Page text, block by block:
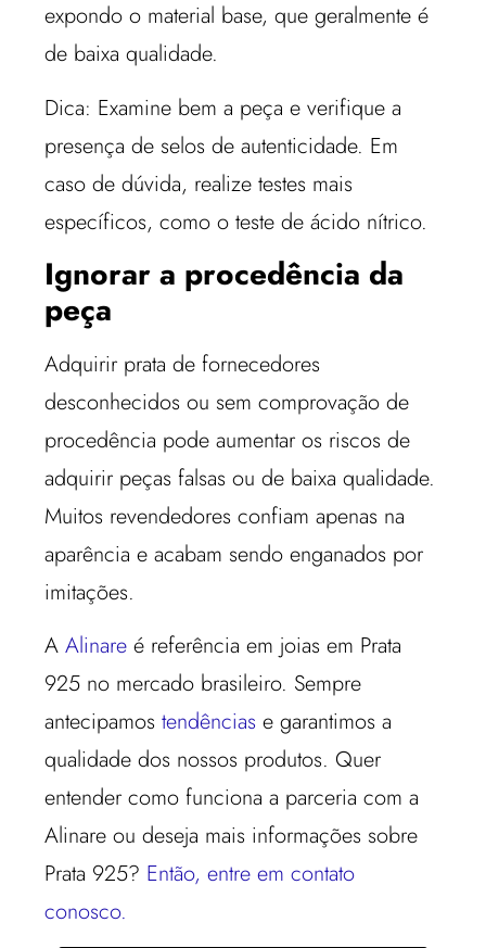
expondo o material base, que geralmente é
de baixa qualidade.
Dica: Examine bem a peça e verifique a
presença de selos de autenticidade. Em
caso de dúvida, realize testes mais
específicos, como o teste de ácido nítrico.
Ignorar a procedência da
peça
Adquirir prata de fornecedores
desconhecidos ou sem comprovação de
procedência pode aumentar os riscos de
adquirir peças falsas ou de baixa qualidade.
Muitos revendedores confiam apenas na
aparência e acabam sendo enganados por
imitações.
AAlinare é referência em joias em Prata
925 no mercado brasileiro. Sempre
antecipamostendências e garantimos a
qualidade dos nossos produtos. Quer
entender como funciona a parceria com a
Alinare ou deseja mais informações sobre
Prata 925? Então, entre em contato
conosco.